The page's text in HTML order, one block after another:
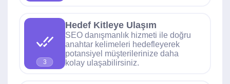
3
Hedef Kitleye Ulaşım
SEO danışmanlık hizmeti ile doğru
anahtar kelimeleri hedefleyerek
potansiyel müşterilerinize daha
kolay ulaşabilirsiniz.